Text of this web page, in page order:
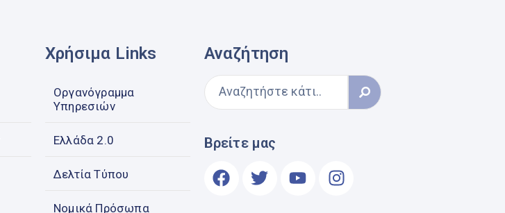
Χρήσιμα Links
Οργανόγραμμα
Υπηρεσιών
Ελλάδα 2.0
Δελτία Τύπου
Νομικά Πρόσωπα
Αναζήτηση
Βρείτε μας